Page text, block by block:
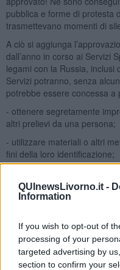
QUInewsLivorno.it -
Information
If you wish to opt-out of
processing of your
targeted advertising by
section to confirm your
pubblica e forme di protesta
trasmettevano momenti di
A ciò si aggiunga
dall’anno in corso ai Servizi
legami con la Russia, inclusi
Servizi potranno, senza
potrebbe essere concessa a
- ottenere segretamente
altri prelievi da una persona;
- utilizzare materiali o altri
fini della loro identificazione;
oltre alle armi d’ordinanza.
Ciò conferma che lo stato
Analizzerò la prossima
Adolfo Santoro